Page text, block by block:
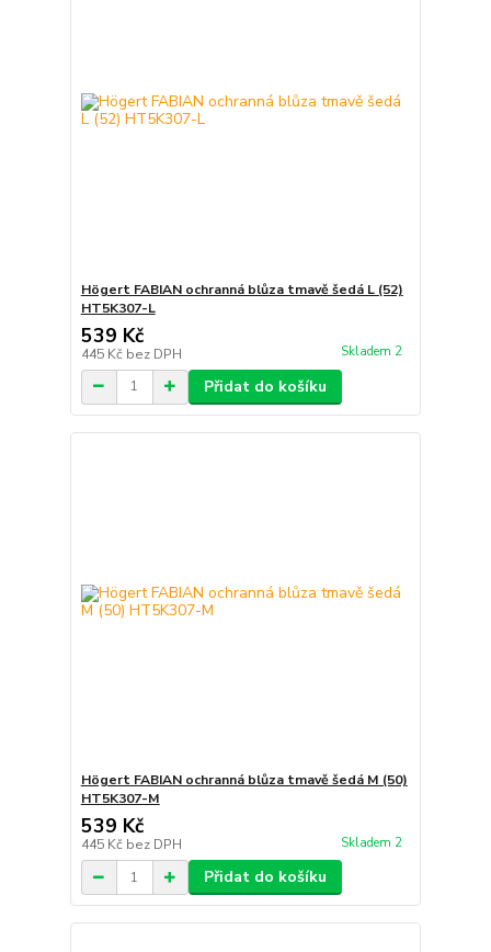
Högert FABIAN ochranná blůza tmavě šedá L (52)
HT5K307-L
539 Kč
445 Kč bez DPH Skladem 2
Přidat do košíku
Högert FABIAN ochranná blůza tmavě šedá M (50)
HT5K307-M
539 Kč
445 Kč bez DPH Skladem 2
Přidat do košíku